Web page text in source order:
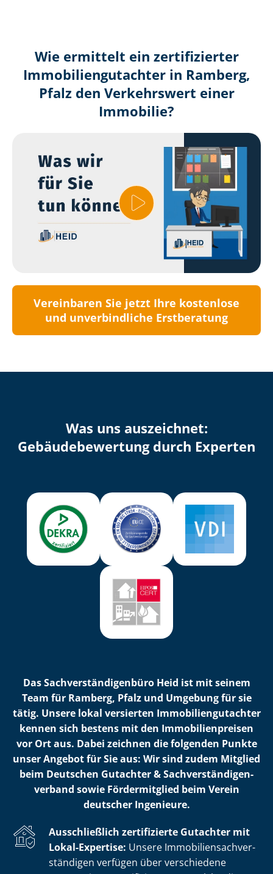
Wie ermittelt ein zertifizierter
Immobilien­gutachter in Ramberg,
Pfalz den Verkehrswert einer
Immobilie?
Vereinbaren Sie jetzt Ihre kostenlose
und unverbindliche Erstberatung
Was uns auszeichnet:
Ge­bäu­de­be­wer­tung durch Experten
Das Sach­ver­stän­di­gen­bü­ro Heid ist mit seinem
Team für Ramberg, Pfalz und Umgebung für sie
tätig. Unsere lokal versierten Im­mo­bi­li­en­gut­ach­ter
kennen sich bestens mit den Im­mo­bi­li­en­prei­sen
vor Ort aus. Dabei zeichnen die folgenden Punkte
unser Angebot für Sie aus: Wir sind zudem Mitglied
beim Deutschen Gutachter & Sach­ver­stän­di­gen­
ver­band sowie Fördermitglied beim Verein
deutscher Ingenieure.
Ausschließlich zertifizierte Gutachter mit
Lokal-Expertise: Unsere Im­mo­bi­li­en­sach­ver­
stän­di­gen verfügen über verschiedene